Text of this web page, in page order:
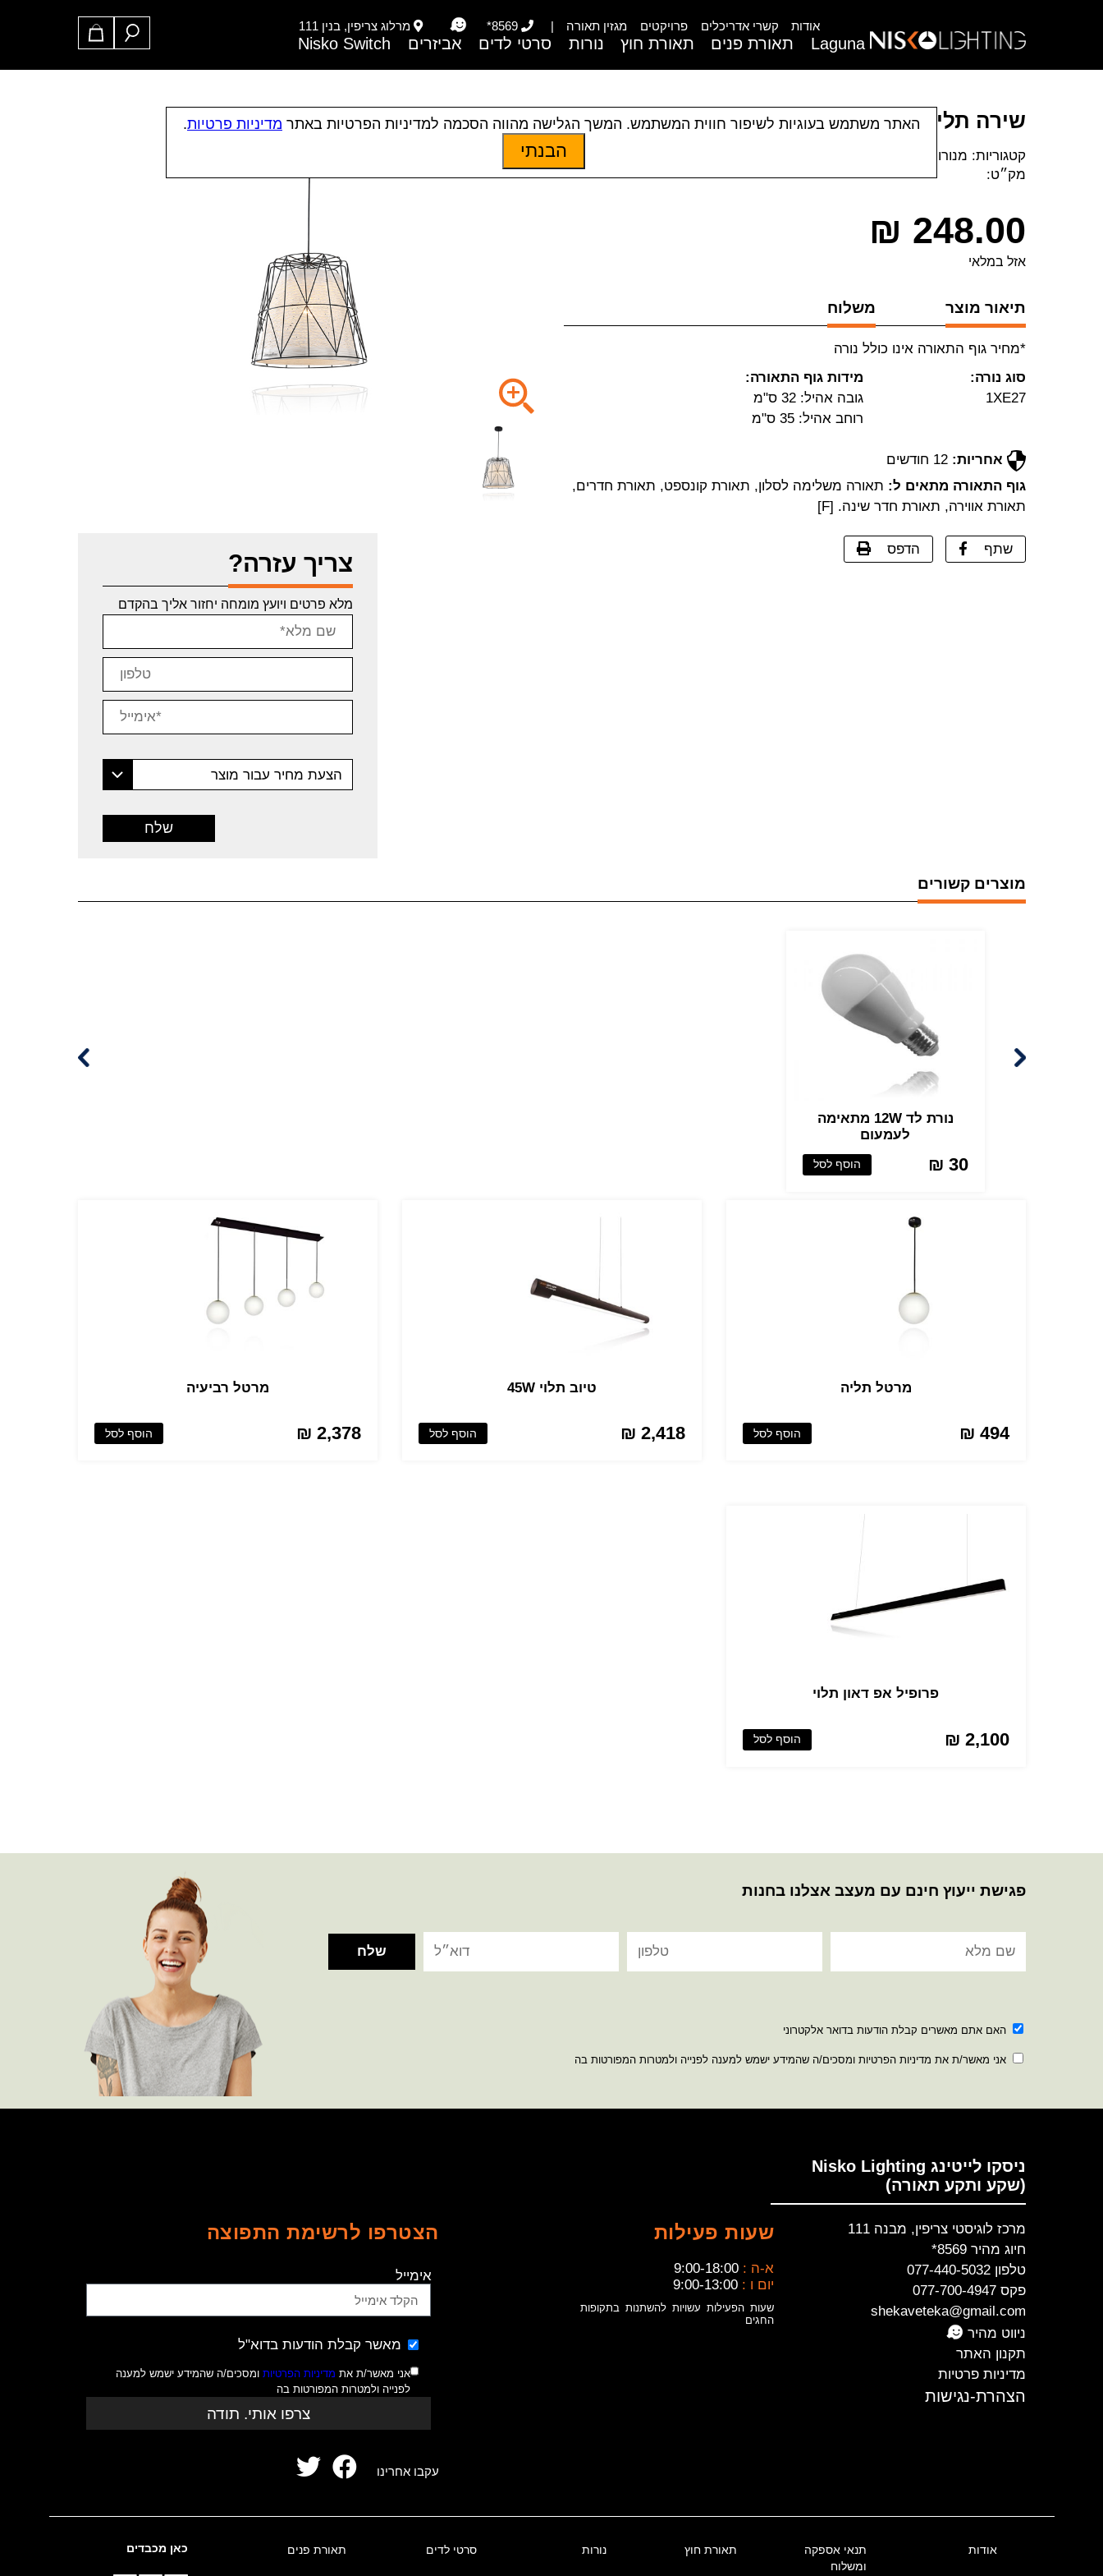
אודות קשרי אדריכלים פרויקטים מגזין תאורה |
8569* מרלוג צריפין, בנין 111
Laguna תאורת פנים תאורת חוץ נורות סרטי לדים אביזרים Nisko Switch
שירה תליה
קטגוריות: מנורות תלייה
מק״ט:
248.00
₪
אזל במלאי
תיאור מוצר משלוח
*מחיר גוף התאורה אינו כולל נורה
סוג נורה:
1XE27
מידות גוף התאורה:
גובה אהיל: 32 ס"מ
רוחב אהיל: 35 ס"מ
אחריות: 12 חודשים
גוף התאורה מתאים ל: תאורה משלימה לסלון, תאורת קונספט, תאורת חדרים,
תאורת אווירה, תאורת חדר שינה. [F]
שתף הדפס
צריך עזרה?
מלא פרטים ויועץ מומחה יחזור אליך בהקדם
הצעת מחיר עבור מוצר
מוצרים קשורים
נורת לד 12W מתאימה
לעמעום
30 ₪ הוסף לסל
מרטל תליה
494 ₪ הוסף לסל
טיוב תלוי 45W
2,418 ₪ הוסף לסל
מרטל רביעיה
2,378 ₪ הוסף לסל
פרופיל אפ דאון תלוי
2,100 ₪ הוסף לסל
פגישת ייעוץ חינם עם מעצב אצלנו בחנות
האם אתם מאשרים קבלת הודעות בדואר אלקטרוני
אני מאשר/ת את מדיניות הפרטיות ומסכים/ה שהמידע ישמש למענה לפנייה ולמטרות המפורטות בה
ניסקו לייטינג Nisko Lighting
(שקע ותקע תאורה)
מרכז לוגיסטי צריפין, מבנה 111
חיוג מהיר 8569*
טלפון 077-440-5032
פקס 077-700-4947
shekaveteka@gmail.com
ניווט מהיר
תקנון האתר
מדיניות פרטיות
הצהרת-נגישות
שעות פעילות
א-ה : 9:00-18:00
יום ו : 9:00-13:00
שעות הפעילות עשויות להשתנות בתקופות
החגים
הצטרפו לרשימת התפוצה
אימייל
מאשר קבלת הודעות בדוא"ל
אני מאשר/ת את מדיניות הפרטיותומסכים/ה שהמידע ישמש למענה
לפנייה ולמטרות המפורטות בה
צרפו אותי. תודה
עקבו אחרינו
אודות
תנאי אספקה
ומשלוח
תאורת חוץ נורות סרטי לדים תאורת פנים כאן מכבדים
האתר משתמש בעוגיות לשיפור חווית המשתמש. המשך הגלישה מהווה הסכמה למדיניות הפרטיות באתר מדיניות פרטיות.
הבנתי